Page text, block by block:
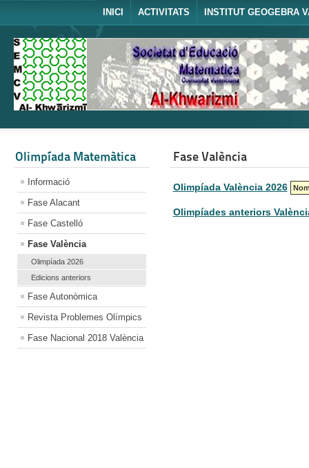
INICI ACTIVITATS INSTITUT GEOGEBRA
Olimpíada Matemàtica
Informació
Fase Alacant
Fase Castelló
Fase València
Olimpíada 2026
Edicions anteriors
Fase Autonòmica
Revista Problemes Olímpics
Fase Nacional 2018 València
Fase València
Olimpíada València 2026
Olimpíades anteriors